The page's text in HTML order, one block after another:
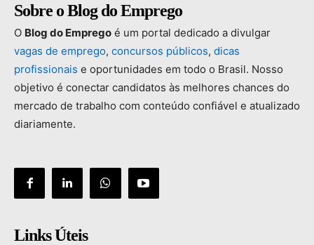
Sobre o Blog do Emprego
O Blog do Emprego é um portal dedicado a divulgar
vagas de emprego, concursos públicos, dicas
profissionais e oportunidades em todo o Brasil. Nosso
objetivo é conectar candidatos às melhores chances do
mercado de trabalho com conteúdo confiável e atualizado
diariamente.
Links Úteis